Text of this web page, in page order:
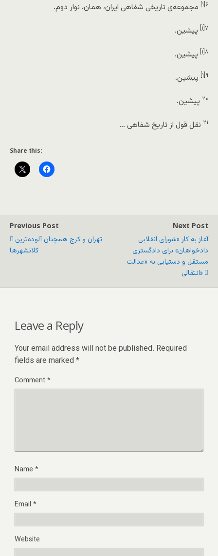
۶[۱] مجموعه‌ی تاریخی شفاهی ایران، همان، نوار دوم.
۷[۱] پیشین.
۸[۱] پیشین.
۹[۱] پیشین.
۲۰ پیشین.
۲۱ نقل قول از تاریخ شفاهی …
Share this:
Previous Post
تهران و کرج همچنان آلوده‌ترین
کلانشهرها
Next Post
آغاز به کار «شورای انقلابی
دادخواهان» برای دادگستری
مستقل و دستیابی به «عدالت
انتقالی»
Leave a Reply
Your email address will not be published. Required
fields are marked *
Comment*
Name *
Email *
Website